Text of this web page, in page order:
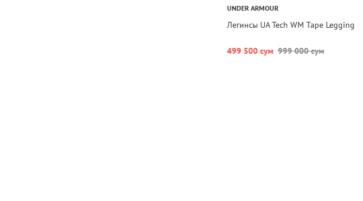
UNDER ARMOUR
Легинсы UA Tech WM Tape Legging
499 500 сум 999 000 сум